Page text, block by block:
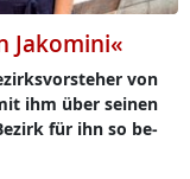
Jakomini«
von
ihm über sei­nen
für ihn so be­